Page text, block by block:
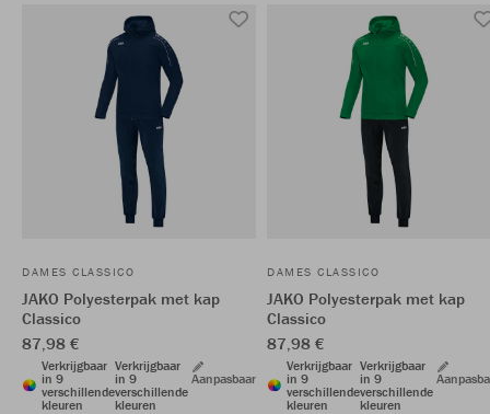
DAMES CLASSICO
JAKO Polyesterpak met kap
Classico
87,98 €
Verkrijgbaar
in 9
verschillende
kleuren
Verkrijgbaar
in 9
verschillende
kleuren
Aanpasbaar
DAMES CLASSICO
JAKO Polyesterpak met kap
Classico
87,98 €
Verkrijgbaar
in 9
verschillende
kleuren
Verkrijgbaar
in 9
verschillende
kleuren